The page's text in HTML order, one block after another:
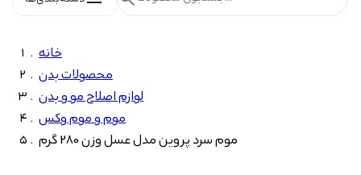
خانه
محصولات بدن
لوازم اصلاح مو و بدن
موم و موم وکس
موم سرد پروین مدل عسل وزن 280 گرم